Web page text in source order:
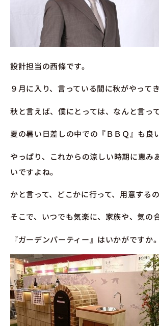
設計担当の西條です。
９月に入り、言っている間に秋がやってき
秋と言えば、僕にとっては、なんと言っ
夏の暑い日差しの中での『ＢＢＱ』も良
やっぱり、これからの涼しい時期に恵み
いですよね。
かと言って、どこかに行って、用意する
そこで、いつでも気楽に、家族や、気の
『ガーデンパーティー』はいかがですか。